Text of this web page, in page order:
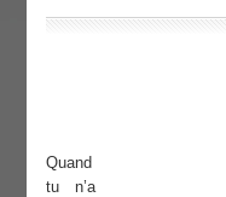
Quand
tu n’a